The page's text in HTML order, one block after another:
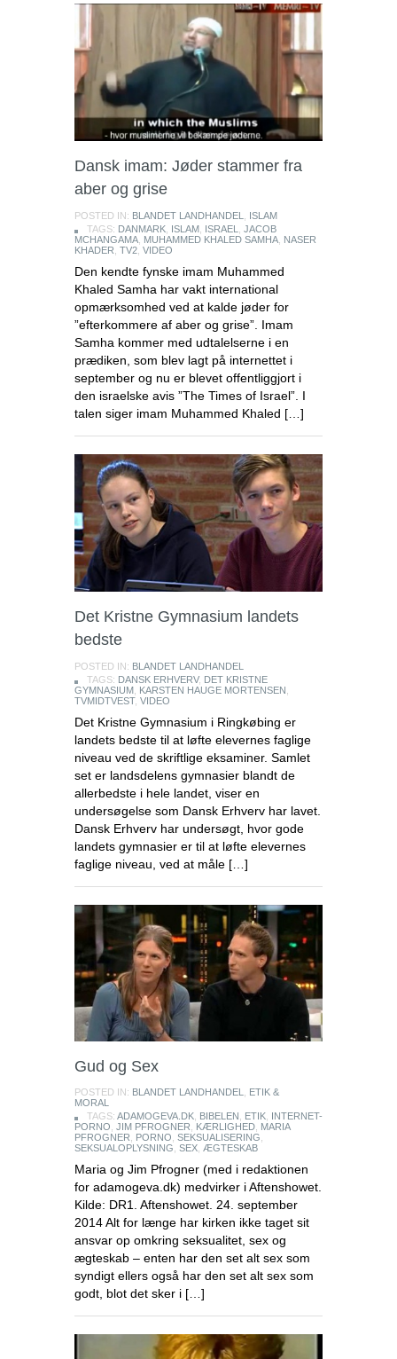
Dansk imam: Jøder stammer fra
aber og grise
POSTED IN: BLANDET LANDHANDEL
ISLAM
TAGS: DANMARK ISLAM ISRAEL
JACOB
MCHANGAMA MUHAMMED KHALED SAMHA NASER
KHADER TV2 VIDEO
Den kendte fynske imam Muhammed
Khaled Samha har vakt international
opmærksomhed ved at kalde jøder for
”efterkommere af aber og grise”. Imam
Samha kommer med udtalelserne i en
prædiken, som blev lagt på internettet i
september og nu er blevet offentliggjort i
den israelske avis ”The Times of Israel”. I
talen siger imam Muhammed Khaled […]
Det Kristne Gymnasium landets
bedste
POSTED IN: BLANDET LANDHANDEL
TAGS: DANSK ERHVERV, DET KRISTNE
GYMNASIUM KARSTEN HAUGE MORTENSEN
TVMIDTVEST, VIDEO
Det Kristne Gymnasium i Ringkøbing er
landets bedste til at løfte elevernes faglige
niveau ved de skriftlige eksaminer. Samlet
set er landsdelens gymnasier blandt de
allerbedste i hele landet, viser en
undersøgelse som Dansk Erhverv har lavet.
Dansk Erhverv har undersøgt, hvor gode
landets gymnasier er til at løfte elevernes
faglige niveau, ved at måle […]
Gud og Sex
POSTED IN: BLANDET LANDHANDEL
ETIK &
MORAL
TAGS: ADAMOGEVA.DK BIBELEN ETIK INTERNET-
PORNO JIM PFROGNER KÆRLIGHED MARIA
PFROGNER
PORNO SEKSUALISERING
SEKSUALOPLYSNING SEX ÆGTESKAB
Maria og Jim Pfrogner (med i redaktionen
for adamogeva.dk) medvirker i Aftenshowet.
Kilde: DR1. Aftenshowet. 24. september
2014 Alt for længe har kirken ikke taget sit
ansvar op omkring seksualitet, sex og
ægteskab – enten har den set alt sex som
syndigt ellers også har den set alt sex som
godt, blot det sker i […]